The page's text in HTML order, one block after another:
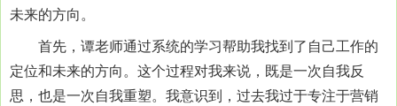
未来的方向。
首先，谭老师通过系统的学习帮助我找到了自己工作的
定位和未来的方向。这个过程对我来说，既是一次自我反
思，也是一次自我重塑。我意识到，过去我过于专注于营销